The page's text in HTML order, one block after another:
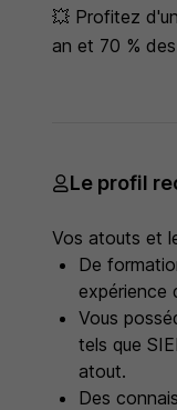
💥 Profitez
an et 70 %
Le profil
Vos atouts et
De
expérience
Vous
tels que
atout.
Des